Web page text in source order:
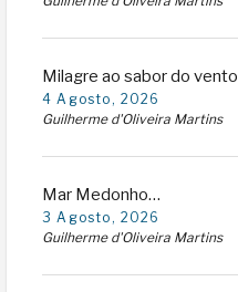
Milagre ao sabor do vento
4 Agosto, 2026
Guilherme d'Oliveira Martins
Mar Medonho…
3 Agosto, 2026
Guilherme d'Oliveira Martins